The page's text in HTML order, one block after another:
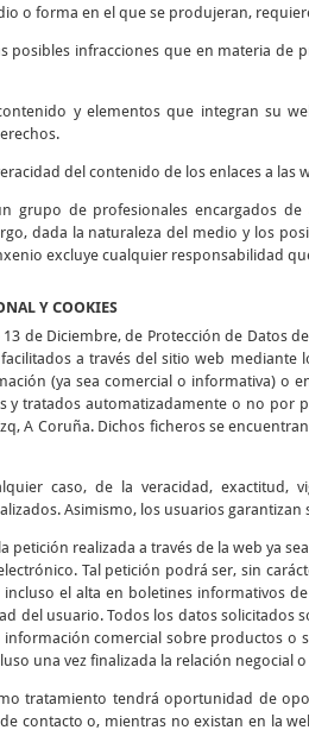
o forma en el que se produjeran,
posibles infracciones que en materia
y elementos que integran su
del contenido de los enlaces a las
grupo de profesionales encargados
dada la naturaleza del medio y los
excluye cualquier responsabilidad
Y COOKIES
de Diciembre, de Protección de Datos
a través del sitio web
(ya sea comercial o informativa) o
y tratados automatizadamente o no por
A Coruña. Dichos ficheros se
caso, de la veracidad, exactitud,
Asimismo, los usuarios garantizan
petición realizada a través de la web ya
Tal petición podrá ser, sin
el alta en boletines informativos
del usuario. Todos los datos
comercial sobre productos
una vez finalizada la relación negocial
tratamiento tendrá oportunidad de
contacto o, mientras no existan en la